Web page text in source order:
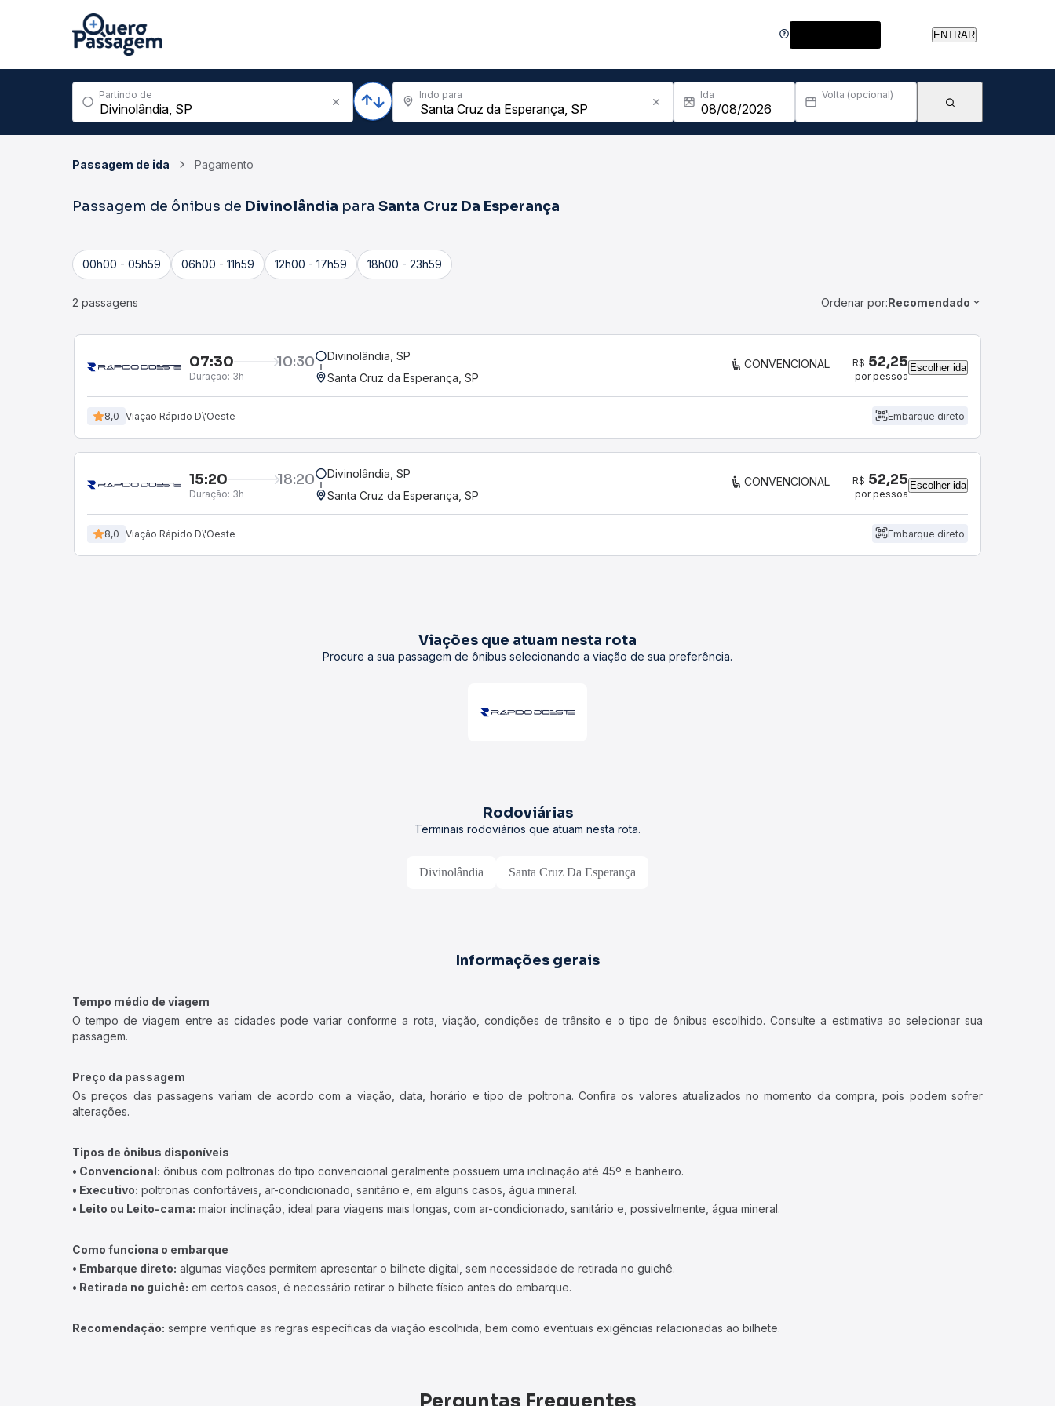
ENTRAR
Partindo de Indo para Ida Volta (opcional)
Passagem de ida Pagamento
Passagem de ônibus de Divinolândia para Santa Cruz Da Esperança
00h00 - 05h59 06h00 - 11h59 12h00 - 17h59 18h00 - 23h59
2 passagens Ordenar por:Recomendado
07:30 10:30
Duração: 3h
Divinolândia, SP
Santa Cruz da Esperança, SP
CONVENCIONAL R$ 52,25
por pessoa
Escolher ida
8,0 Viação Rápido D\'Oeste Embarque direto
15:20 18:20
Duração: 3h
Divinolândia, SP
Santa Cruz da Esperança, SP
CONVENCIONAL R$ 52,25
por pessoa
Escolher ida
8,0 Viação Rápido D\'Oeste Embarque direto
Viações que atuam nesta rota
Procure a sua passagem de ônibus selecionando a viação de sua preferência.
Rodoviárias
Terminais rodoviários que atuam nesta rota.
Divinolândia Santa Cruz Da Esperança
Informações gerais
Tempo médio de viagem
O tempo de viagem entre as cidades pode variar conforme a rota, viação, condições de trânsito e o tipo de ônibus escolhido. Consulte a estimativa ao selecionar sua
passagem.
Preço da passagem
Os preços das passagens variam de acordo com a viação, data, horário e tipo de poltrona. Confira os valores atualizados no momento da compra, pois podem sofrer
alterações.
Tipos de ônibus disponíveis
• Convencional: ônibus com poltronas do tipo convencional geralmente possuem uma inclinação até 45º e banheiro.
• Executivo: poltronas confortáveis, ar-condicionado, sanitário e, em alguns casos, água mineral.
• Leito ou Leito-cama: maior inclinação, ideal para viagens mais longas, com ar-condicionado, sanitário e, possivelmente, água mineral.
Como funciona o embarque
• Embarque direto: algumas viações permitem apresentar o bilhete digital, sem necessidade de retirada no guichê.
• Retirada no guichê: em certos casos, é necessário retirar o bilhete físico antes do embarque.
Recomendação: sempre verifique as regras específicas da viação escolhida, bem como eventuais exigências relacionadas ao bilhete.
Perguntas Frequentes